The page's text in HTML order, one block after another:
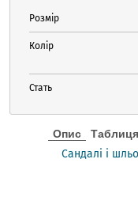
Розмір
Колір
Стать
Опис
Сандалі і